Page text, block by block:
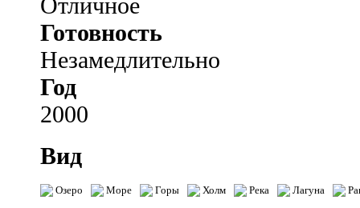
Отличное
Готовность
Незамедлительно
Год
2000
Вид
Озеро Море Горы Холм Река Лагуна